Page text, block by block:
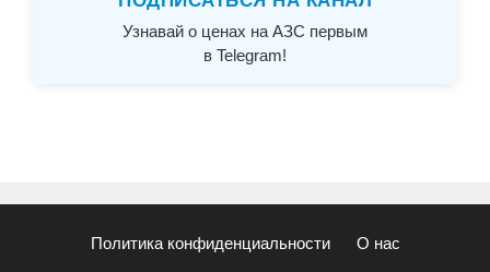
Узнавай о ценах на АЗС первым
в Telegram!
Политика конфиденциальности О нас